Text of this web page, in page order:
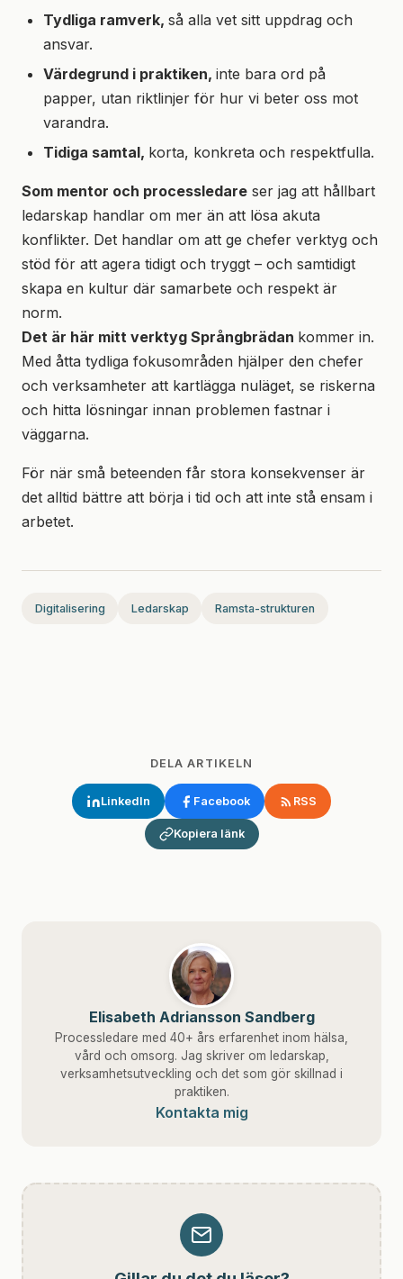
Tydliga ramverk, så alla vet sitt uppdrag och
ansvar.
Värdegrund i praktiken, inte bara ord på
papper, utan riktlinjer för hur vi beter oss mot
varandra.
Tidiga samtal, korta, konkreta och respektfulla.
Som mentor och processledare ser jag att hållbart
ledarskap handlar om mer än att lösa akuta
konflikter. Det handlar om att ge chefer verktyg och
stöd för att agera tidigt och tryggt – och samtidigt
skapa en kultur där samarbete och respekt är
norm.
Det är här mitt verktyg Språngbrädan kommer in.
Med åtta tydliga fokusområden hjälper den chefer
och verksamheter att kartlägga nuläget, se riskerna
och hitta lösningar innan problemen fastnar i
väggarna.
För när små beteenden får stora konsekvenser är
det alltid bättre att börja i tid och att inte stå ensam i
arbetet.
Digitalisering Ledarskap Ramsta-strukturen
DELA ARTIKELN
LinkedIn Facebook RSS
Kopiera länk
Elisabeth Adriansson Sandberg
Processledare med 40+ års erfarenhet inom hälsa,
vård och omsorg. Jag skriver om ledarskap,
verksamhetsutveckling och det som gör skillnad i
praktiken.
Kontakta mig